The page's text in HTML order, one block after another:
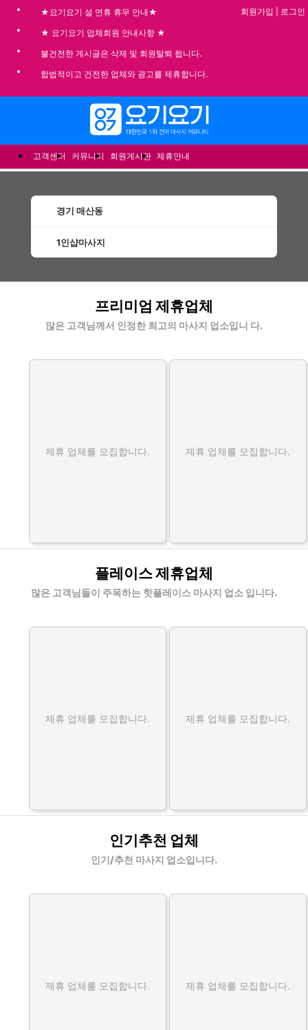
★요기요기 설 연휴 휴무 안내★
★ 요기요기 업체회원 안내사항 ★
불건전한 게시글은 삭제 및 회원탈퇴 됩니다.
합법적이고 건전한 업체와 광고를 제휴합니다.
회원가입 로그인
고객센터 커뮤니티 회원게시판 제휴안내
경기 매산동
1인샵마사지
프리미엄 제휴업체
많은 고객님께서 인정한 최고의 마사지 업소입니 다.
제휴 업체를 모집합니다. 제휴 업체를 모집합니다.
플레이스 제휴업체
많은 고객님들이 주목하는 핫플레이스 마사지 업소 입니다.
제휴 업체를 모집합니다. 제휴 업체를 모집합니다.
인기추천 업체
인기/추천 마사지 업소입니다.
제휴 업체를 모집합니다. 제휴 업체를 모집합니다.